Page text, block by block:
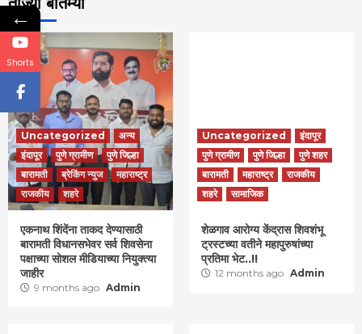
Uncategorized
अन्य
इंदापूर
पुणे ग्रामीण
पुणे जिल्हा
बारामती
ब्रेकिंग न्युज
महाराष्ट्र
राजकीय
शहरे
एकनाथ शिंदेंना ताकद देण्यासाठी
बारामती विधानसभेवर सर्व शिवसेना
पक्षाच्या सोशल मीडियाच्या नियुक्त्या
जाहीर
9 months ago Admin
Uncategorized
इंदापूर
पुणे ग्रामीण
पुणे जिल्हा
पुणे शहर
बारामती
महाराष्ट्र
राजकीय
शहरे
सामाजिक
शेळगाव आरोग्य केंद्रास शिवशंभू
ट्रस्टच्या वतीने महापुरुषांच्या
प्रतिमा भेट..!!
12 months ago Admin
←
Shorts